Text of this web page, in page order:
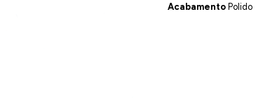
AcabamentoPolido